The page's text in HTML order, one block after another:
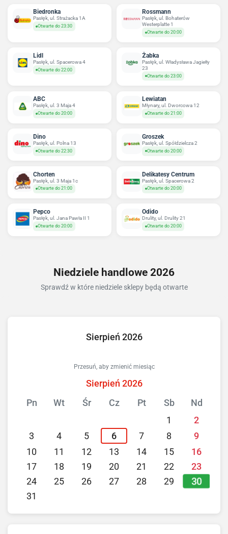
Biedronka
Pasłęk, ul. Strażacka 1A
Otwarte do 23:30
Rossmann
Pasłęk, ul. Bohaterów
Westerplatte 1
Otwarte do 20:00
Lidl
Pasłęk, ul. Spacerowa 4
Otwarte do 22:00
Żabka
Pasłęk, ul. Władysława Jagiełły
23
Otwarte do 23:00
ABC
Pasłęk, ul. 3 Maja 4
Otwarte do 20:00
Lewiatan
Młynary, ul. Dworcowa 12
Otwarte do 21:00
Dino
Pasłęk, ul. Polna 13
Otwarte do 22:30
Groszek
Pasłęk, ul. Spółdzielcza 2
Otwarte do 20:00
Chorten
Pasłęk, ul. 3 Maja 1c
Otwarte do 21:00
Delikatesy Centrum
Pasłęk, ul. Spacerowa 2
Otwarte do 20:00
Pepco
Pasłęk, ul. Jana Pawła II 1
Otwarte do 20:00
Odido
Drulity, ul. Drulity 21
Otwarte do 20:00
Niedziele handlowe 2026
Sprawdź w które niedziele sklepy będą otwarte
Sierpień 2026
Przesuń, aby zmienić miesiąc
Sierpień 2026
Pn
Wt Śr Cz Pt Sb
Nd
1
2
3
4 5 6 7 8
9
10
11 12 13 14 15
16
17
18 19 20 21 22
23
24
25 26 27 28 29 30
31